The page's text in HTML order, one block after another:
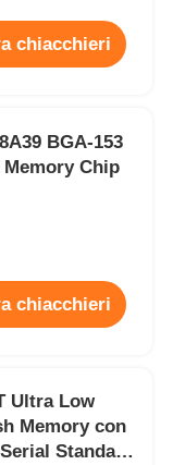
chiacchieri
BGA-153
Memory Chip
chiacchieri
Ultra Low
Memory con
Standard